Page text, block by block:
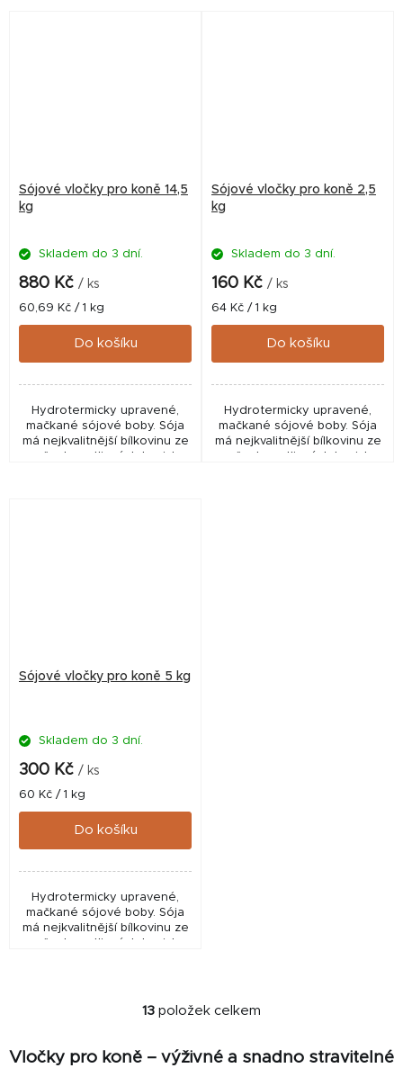
Sójové vločky pro koně 14,5
kg
Skladem do 3 dní.
880 Kč / ks
Měrná
cena:
60,69 Kč / 1 kg
Do košíku
Hydrotermicky upravené,
mačkané sójové boby. Sója
má nejkvalitnější bílkovinu ze
všech rostlinných krmiv!
Sójové vločky pro koně 2,5
kg
Skladem do 3 dní.
160 Kč / ks
Měrná
cena:
64 Kč / 1 kg
Do košíku
Hydrotermicky upravené,
mačkané sójové boby. Sója
má nejkvalitnější bílkovinu ze
všech rostlinných krmiv!
Sójové vločky pro koně 5 kg
Skladem do 3 dní.
300 Kč / ks
Měrná
cena:
60 Kč / 1 kg
Do košíku
Hydrotermicky upravené,
mačkané sójové boby. Sója
má nejkvalitnější bílkovinu ze
O
l
13 položek celkem
Vločky pro koně – výživné a snadno stravitelné